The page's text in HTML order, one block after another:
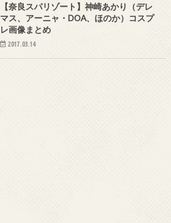
【奈良スパリゾート】神崎あかり（デレ
マス、アーニャ・DOA、ほのか）コスプ
レ画像まとめ
2017.03.14